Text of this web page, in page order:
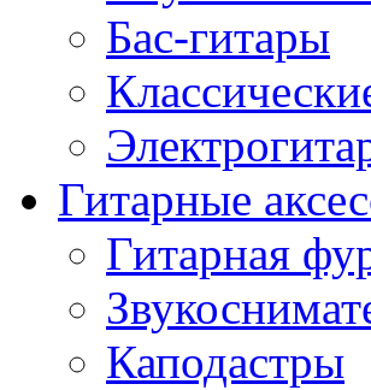
Бас-гитары
Гитарные
Гитарная
Каподастры